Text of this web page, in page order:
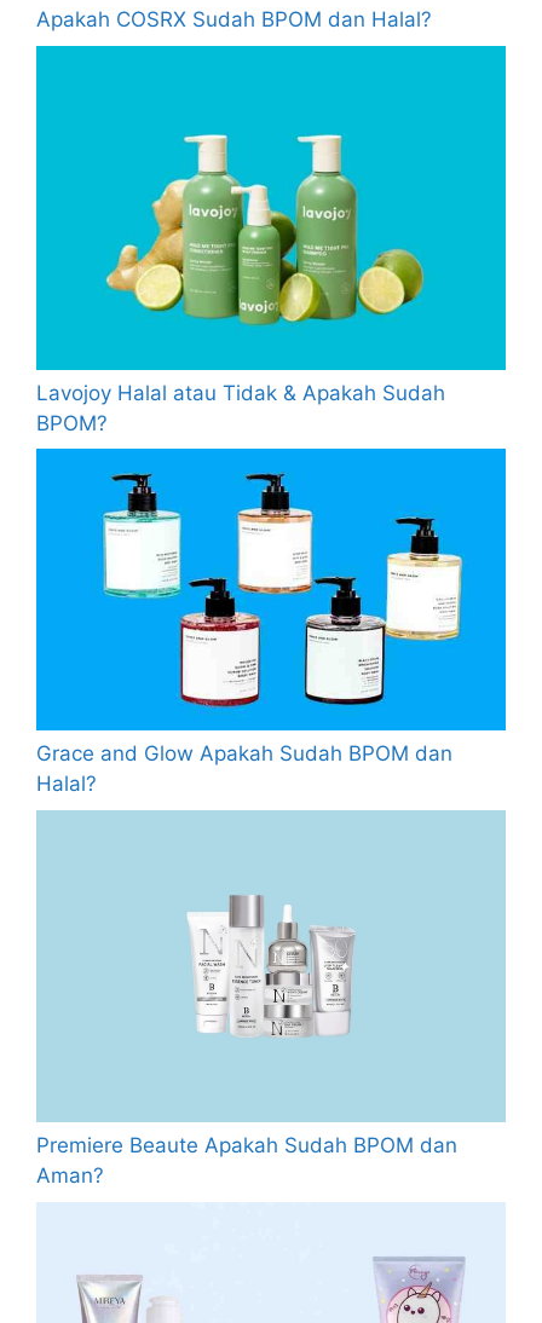
Apakah COSRX Sudah BPOM dan Halal?
Lavojoy Halal atau Tidak & Apakah Sudah
BPOM?
Grace and Glow Apakah Sudah BPOM dan
Halal?
Premiere Beaute Apakah Sudah BPOM dan
Aman?